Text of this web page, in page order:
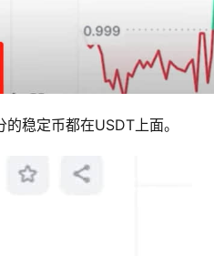
稳定币都在USDT上面。